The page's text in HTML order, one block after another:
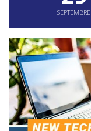
SEPTEMBRE